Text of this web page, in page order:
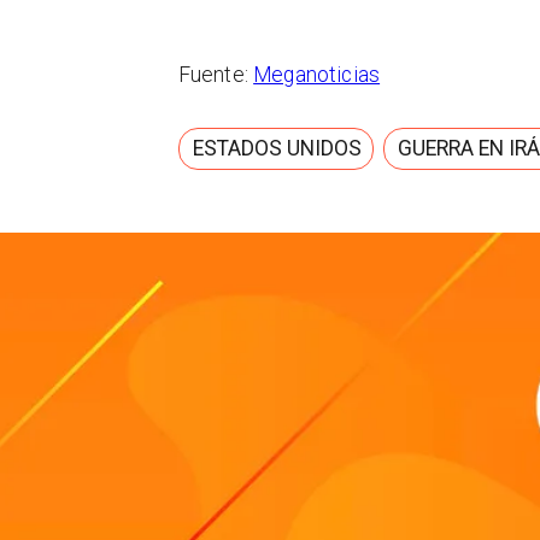
Fuente: Meganoticias
ESTADOS UNIDOS GUERRA EN